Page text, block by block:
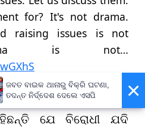
for? It's not drama.
raising issues is not
is not…
1, 2025
ଯେ ବିରୋଧୀ ଯଦି
×
ଜବତ ବାଇକ ଥାନାରୁ ବିକ୍ରି ଘଟଣା,
ତଦନ୍ତ ନିର୍ଦ୍ଦେଶ ଦେଲେ ଏସପି